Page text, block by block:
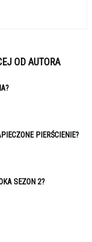
OD AUTORA
PIERŚCIENIE?
SEZON 2?